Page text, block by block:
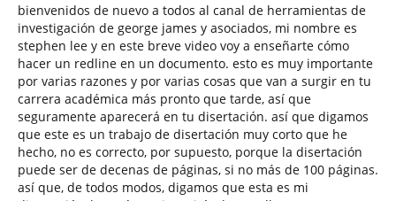
bienvenidos de nuevo a todos al canal de herramientas de
investigación de george james y asociados, mi nombre es
stephen lee y en este breve video voy a enseñarte cómo
hacer un redline en un documento. esto es muy importante
por varias razones y por varias cosas que van a surgir en tu
carrera académica más pronto que tarde, así que
seguramente aparecerá en tu disertación. así que digamos
que este es un trabajo de disertación muy corto que he
hecho, no es correcto, por supuesto, porque la disertación
puede ser de decenas de páginas, si no más de 100 páginas.
así que, de todos modos, digamos que esta es mi